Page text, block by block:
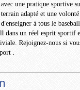
avec une pratique sportive
terrain adapté et une volonté
d'enseigner à tous le
dans un réel esprit sportif
Rejoignez-nous si
.